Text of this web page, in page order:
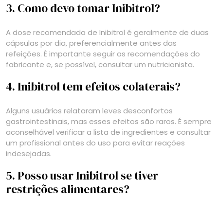
3. Como devo tomar Inibitrol?
A dose recomendada de Inibitrol é geralmente de duas
cápsulas por dia, preferencialmente antes das
refeições. É importante seguir as recomendações do
fabricante e, se possível, consultar um nutricionista.
4. Inibitrol tem efeitos colaterais?
Alguns usuários relataram leves desconfortos
gastrointestinais, mas esses efeitos são raros. É sempre
aconselhável verificar a lista de ingredientes e consultar
um profissional antes do uso para evitar reações
indesejadas.
5. Posso usar Inibitrol se tiver
restrições alimentares?